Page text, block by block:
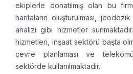
ekiplerle donatılmış olan bu
haritaların oluşturulması,
analizi gibi hizmetler
hizmetleri, inşaat sektörü başta
çevre planlaması ve
sektörde kullanılmaktadır.